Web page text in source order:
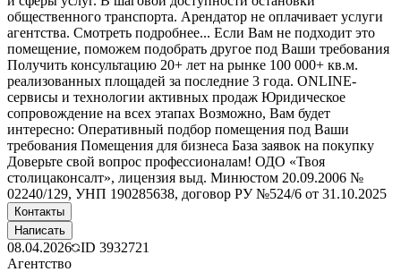
общественного транспорта. Арендатор не оплачивает услуги
агентства. Смотреть подробнее... Если Вам не подходит это
помещение, поможем подобрать другое под Ваши требования
Получить консультацию 20+ лет на рынке 100 000+ кв.м.
реализованных площадей за последние 3 года. ONLINE-
сервисы и технологии активных продаж Юридическое
сопровождение на всех этапах Возможно, Вам будет
интересно: Оперативный подбор помещения под Ваши
требования Помещения для бизнеса База заявок на покупку
Доверьте свой вопрос профессионалам! ОДО «Твоя
столицаконсалт», лицензия выд. Минюстом 20.09.2006 №
02240/129, УНП 190285638, договор РУ №524/6 от 31.10.2025
Контакты
Написать
08.04.2026 ID 3932721
Агентство